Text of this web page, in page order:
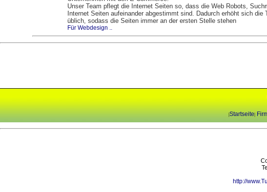
Unser Team pflegt die Internet Seiten so, dass die Web Robots,
Internet Seiten aufeinander abgestimmt sind. Dadurch erhöht sich die
üblich, sodass die Seiten immer an der ersten Stelle stehen
Für Webdesign ..
|Startseite|
http://